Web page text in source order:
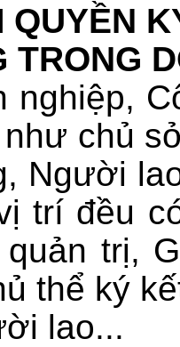
QUYỀN
TRONG
nghiệp,
chủ
Người
trí đều
trị,
thể ký
lao...